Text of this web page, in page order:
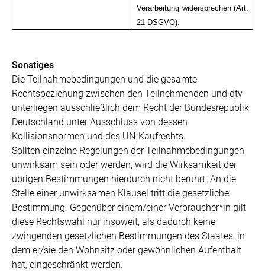
Verarbeitung widersprechen (Art.
21 DSGVO).
Sonstiges
Die Teilnahmebedingungen und die gesamte
Rechtsbeziehung zwischen den Teilnehmenden und dtv
unterliegen ausschließlich dem Recht der Bundesrepublik
Deutschland unter Ausschluss von dessen
Kollisionsnormen und des UN-Kaufrechts.
Sollten einzelne Regelungen der Teilnahmebedingungen
unwirksam sein oder werden, wird die Wirksamkeit der
übrigen Bestimmungen hierdurch nicht berührt. An die
Stelle einer unwirksamen Klausel tritt die gesetzliche
Bestimmung. Gegenüber einem/einer Verbraucher*in gilt
diese Rechtswahl nur insoweit, als dadurch keine
zwingenden gesetzlichen Bestimmungen des Staates, in
dem er/sie den Wohnsitz oder gewöhnlichen Aufenthalt
hat, eingeschränkt werden.